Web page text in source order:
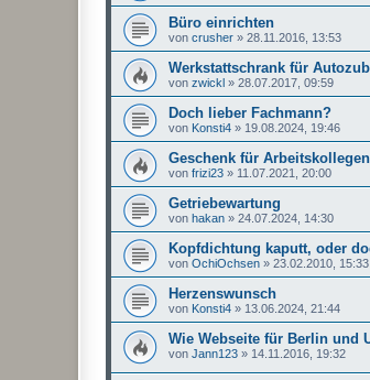
Büro einrichten
von crusher » 28.11.2016, 13:53
Werkstattschrank für
von zwickl » 28.07.2017, 09:59
Doch lieber Fachmann?
von Konsti4 » 19.08.2024, 19:46
Geschenk für Arbeitskollegen
von frizi23 » 11.07.2021, 20:00
Getriebewartung
von hakan » 24.07.2024, 14:30
Kopfdichtung kaputt, oder
von OchiOchsen » 23.02.2010, 15:33
Herzenswunsch
von Konsti4 » 13.06.2024, 21:44
Wie Webseite für Berlin und
von Jann123 » 14.11.2016, 19:32